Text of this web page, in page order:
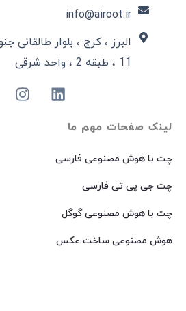
لینک صفحات مهم ما
چت با هوش مصنوعی فارسی
چت جی پی تی فارسی
چت با هوش مصنوعی گوگل
هوش مصنوعی ساخت عکس
info@airoot.ir
البرز ، کرج ، بلوار طالقانی
11 ، طبقه 2 ، واحد شرقی